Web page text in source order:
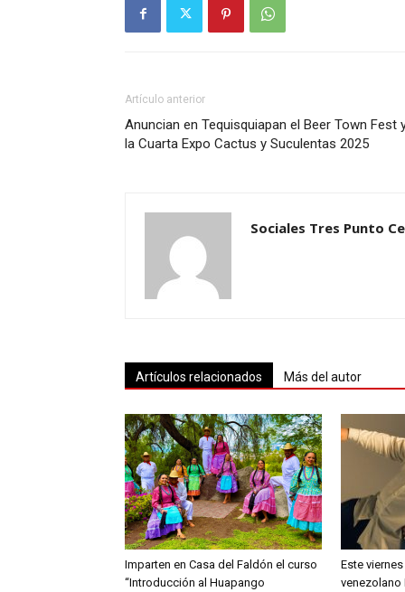
Artículo anterior
Anuncian en Tequisquiapan el Beer Town Fest
la Cuarta Expo Cactus y Suculentas 2025
Sociales Tres Punto
Artículos relacionados Más del autor
Imparten en Casa del Faldón el curso
“Introducción al Huapango
Este
venezolano